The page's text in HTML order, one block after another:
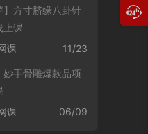
】方寸脐缘八卦针
上课
11/23
课
妙手骨雕爆款品项
06/09
课